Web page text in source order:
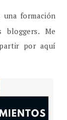
formación
bloggers. Me
por aquí